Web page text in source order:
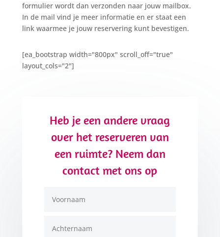
formulier wordt dan verzonden naar jouw mailbox.
In de mail vind je meer informatie en er staat een
link waarmee je jouw reservering kunt bevestigen.
[ea_bootstrap width="800px" scroll_off="true"
layout_cols="2"]
Heb je een andere vraag
over het reserveren van
een ruimte? Neem dan
contact met ons op